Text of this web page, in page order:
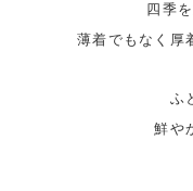
四季
薄着でもなく厚
ふ
鮮や